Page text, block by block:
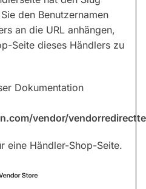
den Benutzernamen
an die URL anhängen,
Seite dieses Händlers zu
Dokumentation
vendor/
eine Händler-Shop-Seite.